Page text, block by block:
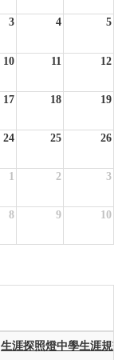
3 4 5
10 11 12
17 18 19
24 25 26
1 2 3
8 9 10
生涯探照燈中學生涯規